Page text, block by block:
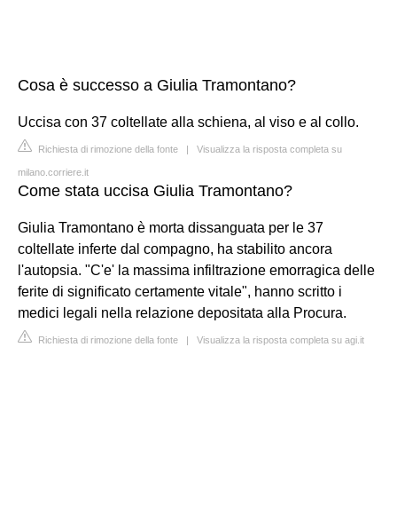
Cosa è successo a Giulia Tramontano?
Uccisa con 37 coltellate alla schiena, al viso e al collo.
Richiesta di rimozione della fonte | Visualizza la risposta completa su
milano.corriere.it
Come stata uccisa Giulia Tramontano?
Giulia Tramontano è morta dissanguata per le 37
coltellate inferte dal compagno, ha stabilito ancora
l'autopsia. "C'e' la massima infiltrazione emorragica delle
ferite di significato certamente vitale", hanno scritto i
medici legali nella relazione depositata alla Procura.
Richiesta di rimozione della fonte | Visualizza la risposta completa su agi.it